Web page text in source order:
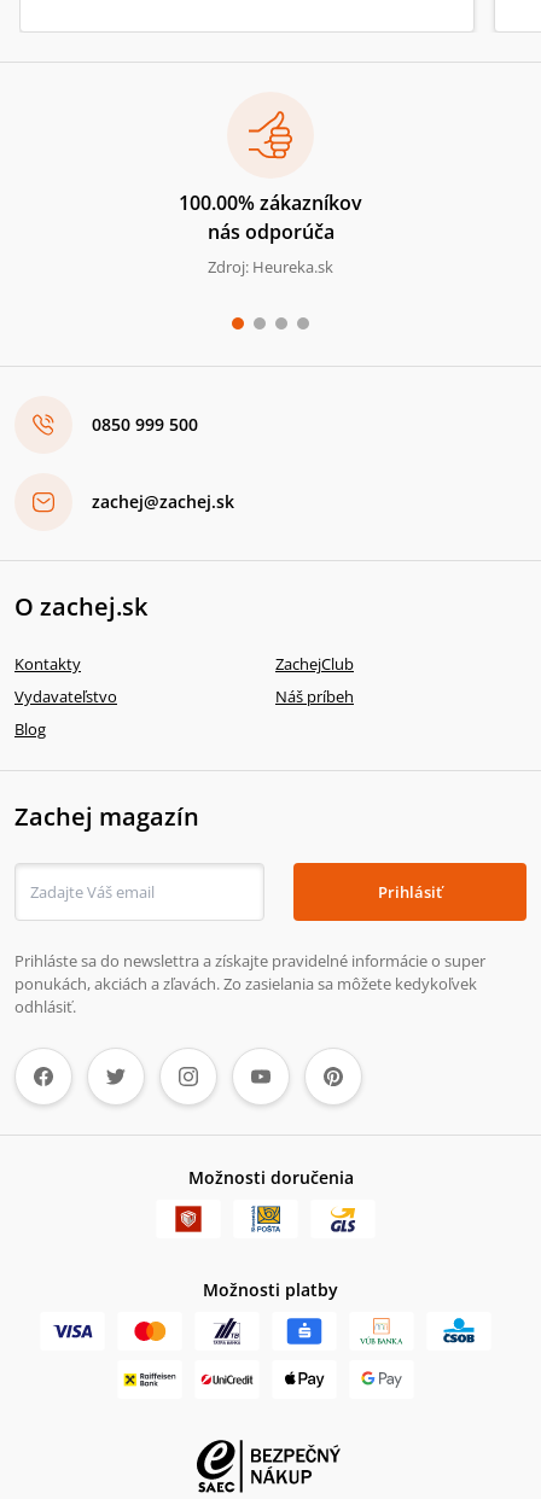
100.00% zákazníkov
nás odporúča
Zdroj: Heureka.sk
0850 999 500
zachej@zachej.sk
O zachej.sk
Kontakty
ZachejClub
Vydavateľstvo
Náš príbeh
Blog
Zachej magazín
Prihlásiť
Prihláste sa do newslettra a získajte pravidelné informácie o super
ponukách, akciách a zľavách. Zo zasielania sa môžete kedykoľvek
odhlásiť.
Možnosti doručenia
Možnosti platby